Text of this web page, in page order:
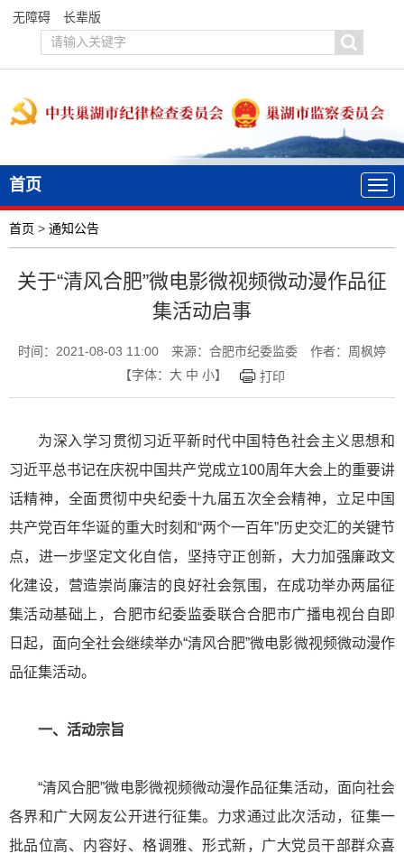
无障碍 长辈版
首页
首页 > 通知公告
关于“清风合肥”微电影微视频微动漫作品征
集活动启事
时间：2021-08-03 11:00 来源：合肥市纪委监委
作者：周枫婷
【字体： 大 中 小】 打印
为深入学习贯彻习近平新时代中国 特色社会主义思想和
习近平总书记在庆祝中国共产党成立100周年大会上的重要讲
话精神，全面贯彻中央纪委十九届五次全会精神，立足中国
共产党百年华诞的重大时刻和“两个一百年”历史交汇的关键节
点，进一步坚定文化自信，坚持守正创新，大力加强廉政文
化建设，营造崇尚廉洁的良好社会氛围，在成功举办两届征
集活动基础上，合肥市纪委监委联合合肥市广播电视台自即
日起，面向全社会继续举办“清风合肥”微电影微视频微动漫作
品征集活动。
一、活动宗旨
“清风合肥”微电影微视频微动漫作品征集活动，面向社会
各界和广大网友公开进行征集。力求通过此次活动，征集一
批品位高、内容好、格调雅、形式新，广大党员干部群众喜